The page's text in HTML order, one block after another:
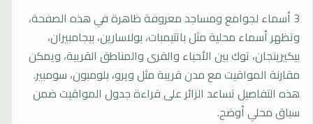
3 أسماء لجوامع ومساجد معروفة ظاهرة في هذه الصفحة،
وتظهر أسماء محلية مثل باتتيمبات، بولاسارين، بيجامبيران،
بيكيرينجان، توك بين الأحياء والقرى والمناطق القريبة، ويمكن
مقارنة المواقيت مع مدن قريبة مثل ويرو، بلومبون، سومبير.
هذه التفاصيل تساعد الزائر على قراءة جدول المواقيت ضمن
سياق محلي أوضح.